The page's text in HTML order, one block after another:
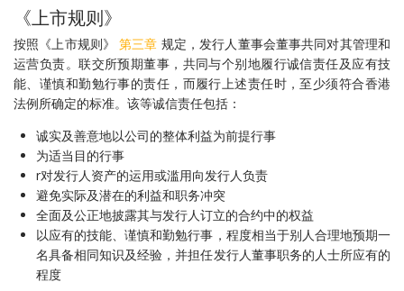
《上市规则》
按照《上市规则》第三章 规定，发行人董事会董事共同对其管理和
运营负责。联交所预期董事，共同与个别地履行诚信责任及应有技
能、谨慎和勤勉行事的责任，而履行上述责任时，至少须符合香港
法例所确定的标准。该等诚信责任包括：
诚实及善意地以公司的整体利益为前提行事
为适当目的行事
r对发行人资产的运用或滥用向发行人负责
避免实际及潜在的利益和职务冲突
全面及公正地披露其与发行人订立的合约中的权益
以应有的技能、谨慎和勤勉行事，程度相当于别人合理地预期一
名具备相同知识及经验，并担任发行人董事职务的人士所应有的
程度